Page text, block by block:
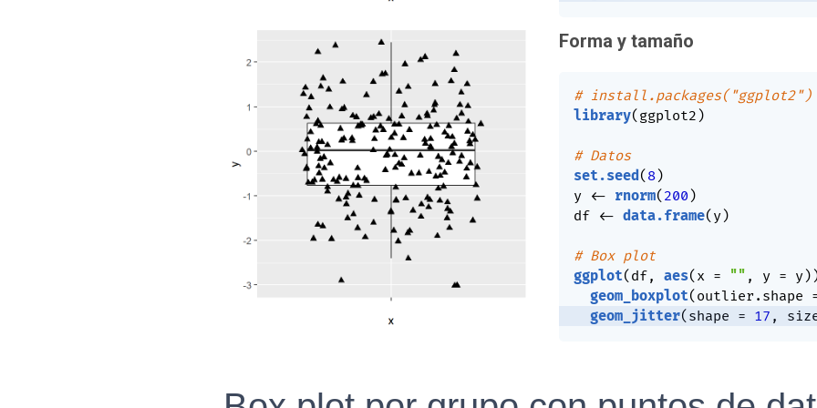
Forma y tamaño
# install.packages("ggplot2")
library( ggplot2 )
# Datos
set.seed ( 8)
y <- rnorm( 200 )
df <- data.frame( y)
# Box plot
ggplot( df, aes( x = "" , y = y)
geom_boxplot( outlier.shape
geom_jitter( shape = 17 ,